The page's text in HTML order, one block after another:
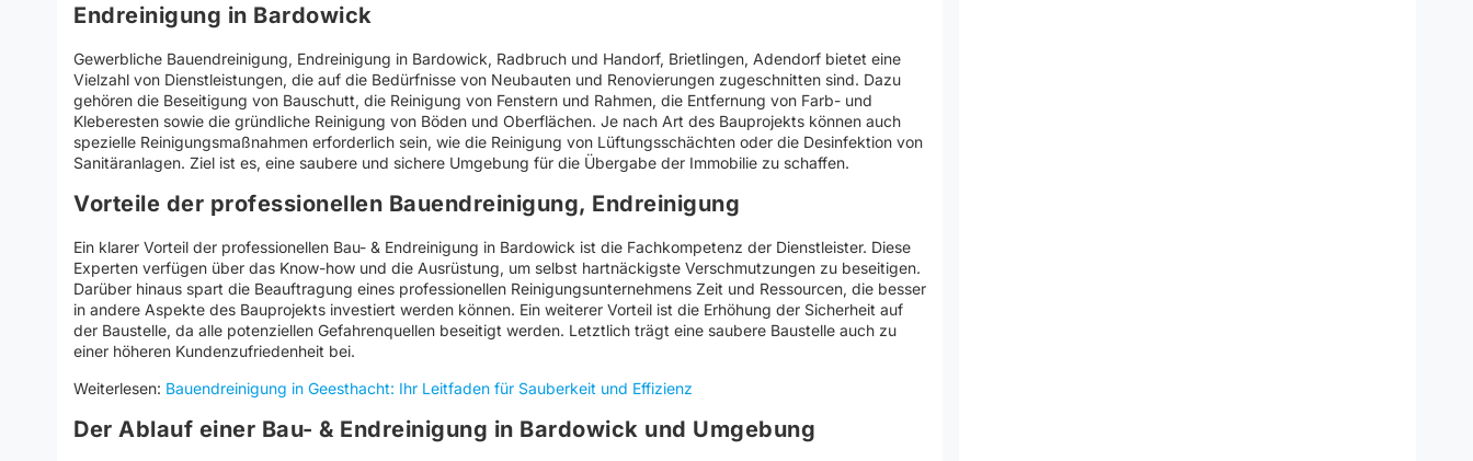
Endreinigung in Bardowick
Gewerbliche Bauendreinigung, Endreinigung in Bardowick, Radbruch und Handorf, Brietlingen, Adendorf bietet eine
Vielzahl von Dienstleistungen, die auf die Bedürfnisse von Neubauten und Renovierungen zugeschnitten sind. Dazu
gehören die Beseitigung von Bauschutt, die Reinigung von Fenstern und Rahmen, die Entfernung von Farb- und
Kleberesten sowie die gründliche Reinigung von Böden und Oberflächen. Je nach Art des Bauprojekts können auch
spezielle Reinigungsmaßnahmen erforderlich sein, wie die Reinigung von Lüftungsschächten oder die Desinfektion von
Sanitäranlagen. Ziel ist es, eine saubere und sichere Umgebung für die Übergabe der Immobilie zu schaffen.
Vorteile der professionellen Bauendreinigung, Endreinigung
Ein klarer Vorteil der professionellen Bau- & Endreinigung in Bardowick ist die Fachkompetenz der Dienstleister. Diese
Experten verfügen über das Know-how und die Ausrüstung, um selbst hartnäckigste Verschmutzungen zu beseitigen.
Darüber hinaus spart die Beauftragung eines professionellen Reinigungsunternehmens Zeit und Ressourcen, die besser
in andere Aspekte des Bauprojekts investiert werden können. Ein weiterer Vorteil ist die Erhöhung der Sicherheit auf
der Baustelle, da alle potenziellen Gefahrenquellen beseitigt werden. Letztlich trägt eine saubere Baustelle auch zu
einer höheren Kundenzufriedenheit bei.
Weiterlesen: Bauendreinigung in Geesthacht: Ihr Leitfaden für Sauberkeit und Effizienz
Der Ablauf einer Bau- & Endreinigung in Bardowick und Umgebung